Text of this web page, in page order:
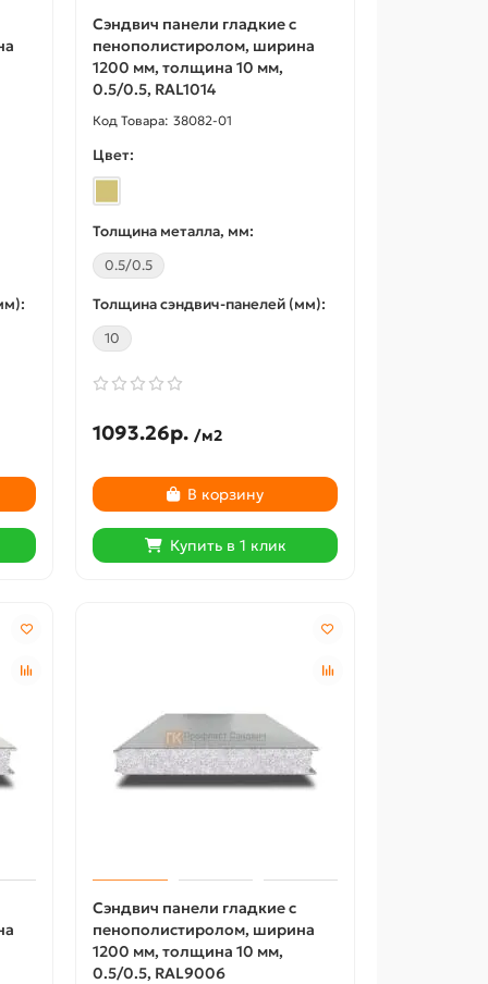
Сэндвич панели гладкие с
пенополистиролом, ширина
1200 мм, толщина 10 мм,
0.5/0.5, RAL1014
38082-01
Цвет:
Толщина металла, мм:
0.5/0.5
Толщина сэндвич-панелей (мм):
10
1093.26р. /м2
В корзину
Купить в 1 клик
Сэндвич панели гладкие с
пенополистиролом, ширина
1200 мм, толщина 10 мм,
0.5/0.5, RAL9006